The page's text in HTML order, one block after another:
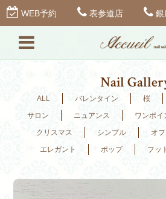
WEB予約 表参道店 銀
Nail
ALL バレンタイン 桜
サロン
ニュアンス
ワンポイ
クリスマス
シンプル オ
エレガント
ポップ フッ